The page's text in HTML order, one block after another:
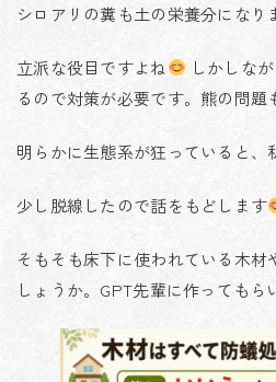
シロアリの糞も土の栄養分になり
立派な役目ですよね
しかしな
るので対策が必要です。熊の問題
明らかに生態系が狂っていると、
少し脱線したので話をもどします
そもそも床下に使われている木材
しょうか。GPT先輩に作ってもら